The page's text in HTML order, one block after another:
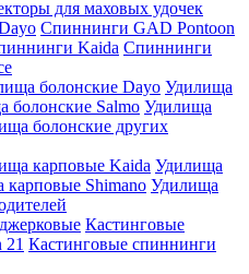
для маховых удочек
Спиннинги GAD Pontoon
Kaida Спиннинги
болонские Dayo Удилища
болонские Salmo Удилища
болонские других
карповые Kaida Удилища
карповые Shimano Удилища
Кастинговые
Кастинговые спиннинги